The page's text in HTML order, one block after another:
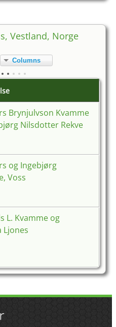
Vestland, Norge
Columns
Brynjulvson Kvamme
Nilsdotter Rekve
og Ingebjørg
Voss
L. Kvamme og
Ljones